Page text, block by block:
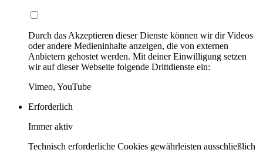
Durch das Akzeptieren dieser Dienste können wir dir Videos
oder andere Medieninhalte anzeigen, die von externen
Anbietern gehostet werden. Mit deiner Einwilligung setzen
wir auf dieser Webseite folgende Drittdienste ein:
Vimeo, YouTube
Erforderlich
Immer aktiv
Technisch erforderliche Cookies gewährleisten ausschließlich